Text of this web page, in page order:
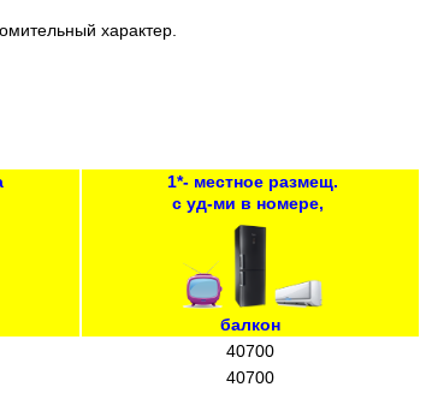
характер.
1*- местное размещ.
с уд-ми в номере,
балкон
40700
40700